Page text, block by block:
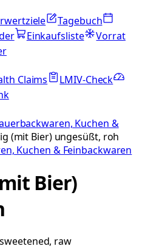
Tagebuch
Einkaufsliste
Vorrat
Claims
LMIV-Check
Kuchen &
(mit Bier) ungesüßt, roh
Kuchen & Feinbackwaren
Bier)
raw